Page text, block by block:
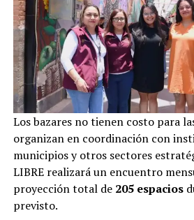
Los bazares no tienen costo para
organizan en coordinación con
municipios y otros sectores
LIBRE realizará un encuentro
proyección total de 205 espacios
previsto.